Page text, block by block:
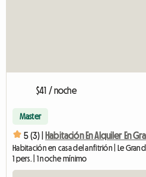
$41 / noche
Master
5 (3) | Habitación En Alquiler En
Habitación en casa del anfitrión | Le
1 pers. | 1 noche mínimo